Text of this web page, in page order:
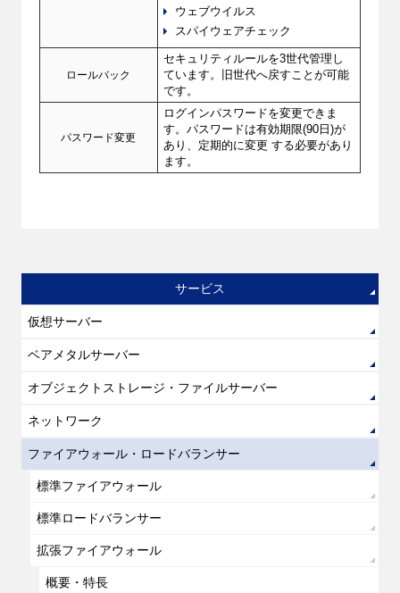
ウェブウイルス
スパイウェアチェック
ロールバック
セキュリティルールを3世代管理し
ています。旧世代へ戻すことが可能
です。
パスワード変更
ログインパスワードを変更できま
す。パスワードは有効期限(90日)が
あり、定期的に変更 する必要があり
ます。
サービス
仮想サーバー
ベアメタルサーバー
オブジェクトストレージ・ファイルサーバー
ネットワーク
ファイアウォール・ロードバランサー
標準ファイアウォール
標準ロードバランサー
拡張ファイアウォール
概要・特長